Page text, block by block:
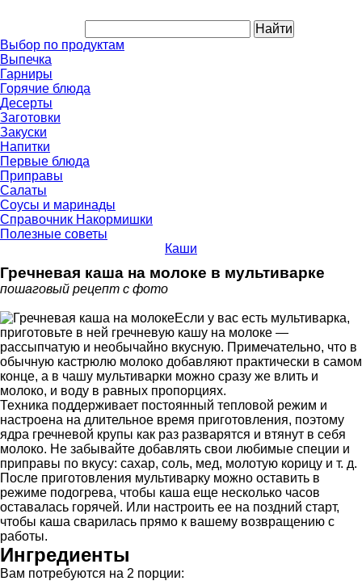
Выбор по продуктам
Выпечка
Гарниры
Горячие блюда
Десерты
Заготовки
Закуски
Напитки
Первые блюда
Приправы
Салаты
Соусы и маринады
Справочник Накормишки
Полезные советы
Каши
Гречневая каша на молоке в мультиварке
пошаговый рецепт с фото
Если у вас есть мультиварка,
приготовьте в ней гречневую кашу на молоке —
рассыпчатую и необычайно вкусную. Примечательно, что в
обычную кастрюлю молоко добавляют практически в самом
конце, а в чашу мультиварки можно сразу же влить и
молоко, и воду в равных пропорциях.
Техника поддерживает постоянный тепловой режим и
настроена на длительное время приготовления, поэтому
ядра гречневой крупы как раз разварятся и втянут в себя
молоко. Не забывайте добавлять свои любимые специи и
приправы по вкусу: сахар, соль, мед, молотую корицу и т. д.
После приготовления мультиварку можно оставить в
режиме подогрева, чтобы каша еще несколько часов
оставалась горячей. Или настроить ее на поздний старт,
чтобы каша сварилась прямо к вашему возвращению с
работы.
Ингредиенты
Вам потребуются на 2 порции: